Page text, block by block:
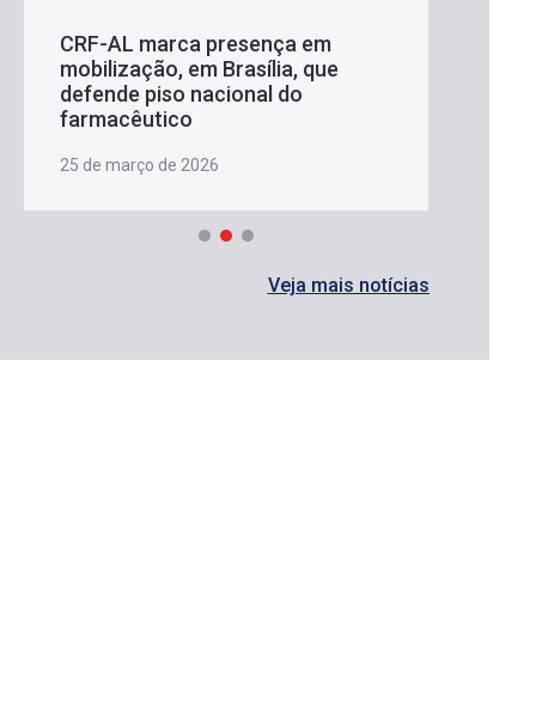
CRF-AL marca presença em
mobilização, em Brasília, que
defende piso nacional do
farmacêutico
25 de março de 2026
Veja mais notícias